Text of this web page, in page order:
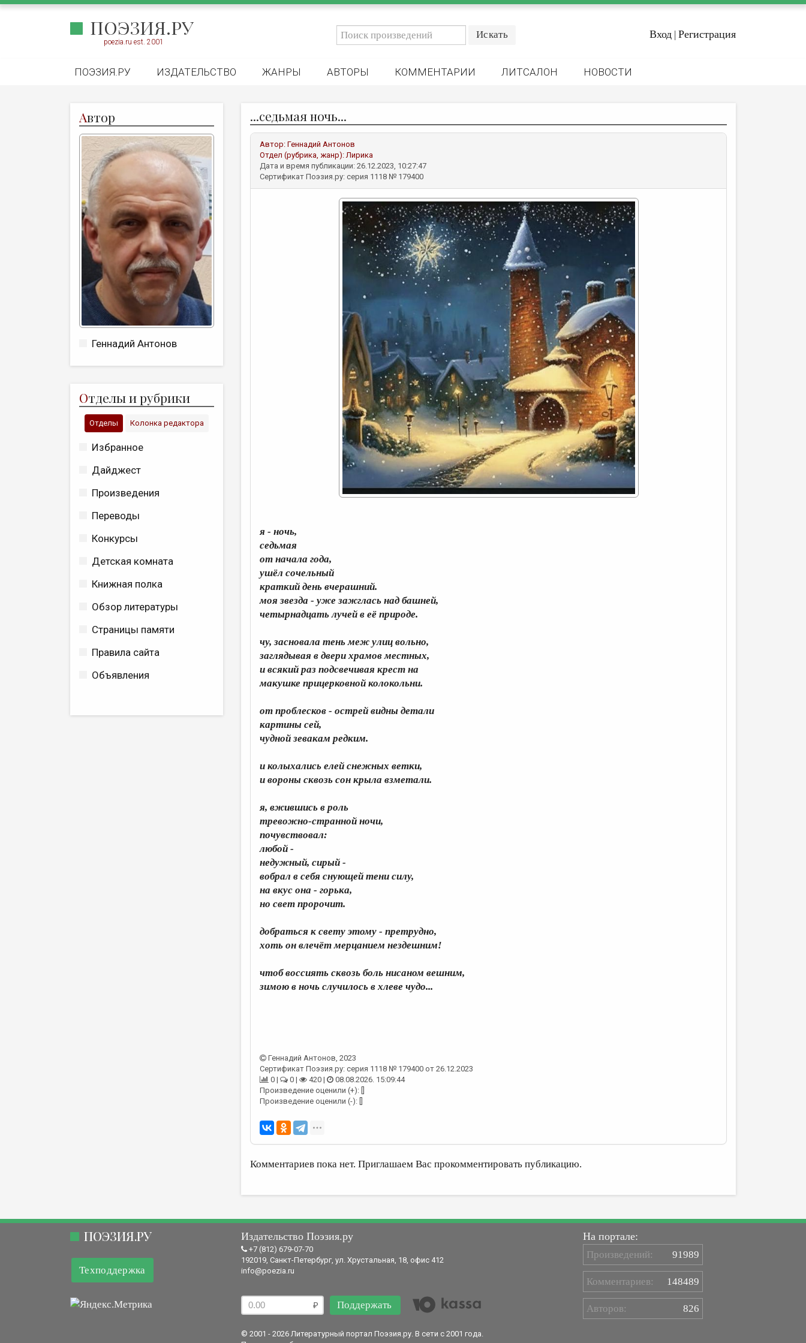
ПОЭЗИЯ.РУ
poezia.ru est. 2001
Вход | Регистрация
ПОЭЗИЯ.РУ ИЗДАТЕЛЬСТВО ЖАНРЫ АВТОРЫ КОММЕНТАРИИ ЛИТСАЛОН НОВОСТИ
Автор
Геннадий Антонов
Отделы и рубрики
Отделы Колонка редактора
Избранное
Дайджест
Произведения
Переводы
Конкурсы
Детская комната
Книжная полка
Обзор литературы
Страницы памяти
Правила сайта
Объявления
...седьмая ночь...
Автор: Геннадий Антонов
Отдел (рубрика, жанр):Лирика
Дата и время публикации: 26.12.2023, 10:27:47
Сертификат Поэзия.ру: серия 1118 № 179400
я - ночь,
седьмая
от начала года,
ушёл сочельный
краткий день вчерашний.
моя звезда - уже зажглась над башней,
четырнадцать лучей в её природе.
чу, засновала тень меж улиц вольно,
заглядывая в двери храмов местных,
и всякий раз подсвечивая крест на
макушке прицерковной колокольни.
от проблесков - острей видны детали
картины сей,
чудной зевакам редким.
и колыхались елей снежных ветки,
и вороны сквозь сон крыла взметали.
я, вжившись в роль
тревожно-странной ночи,
почувствовал:
любой -
недужный, сирый -
вобрал в себя снующей тени силу,
на вкус она - горька,
но свет пророчит.
добраться к свету этому - претрудно,
хоть он влечёт мерцанием нездешним!
чтоб воссиять сквозь боль нисаном вешним,
зимою в ночь случилось в хлеве чудо...
Геннадий Антонов, 2023
Сертификат Поэзия.ру: серия 1118 № 179400 от 26.12.2023
0 |
0 | 420 |
08.08.2026. 15:09:44
Произведение оценили (+): []
Произведение оценили (-): []
Комментариев пока нет. Приглашаем Вас прокомментировать публикацию.
ПОЭЗИЯ.РУ
Техподдержка
Издательство Поэзия.ру
+7 (812) 679-07-70
192019, Санкт-Петербург, ул. Хрустальная, 18, офис 412
info@poezia.ru
Поддержать
© 2001 - 2026 Литературный портал Поэзия.ру. В сети с 2001 года.
На портале:
Произведений: 91989
Комментариев: 148489
Авторов: 826